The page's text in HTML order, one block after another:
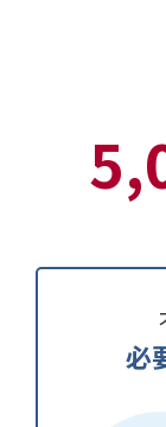
必